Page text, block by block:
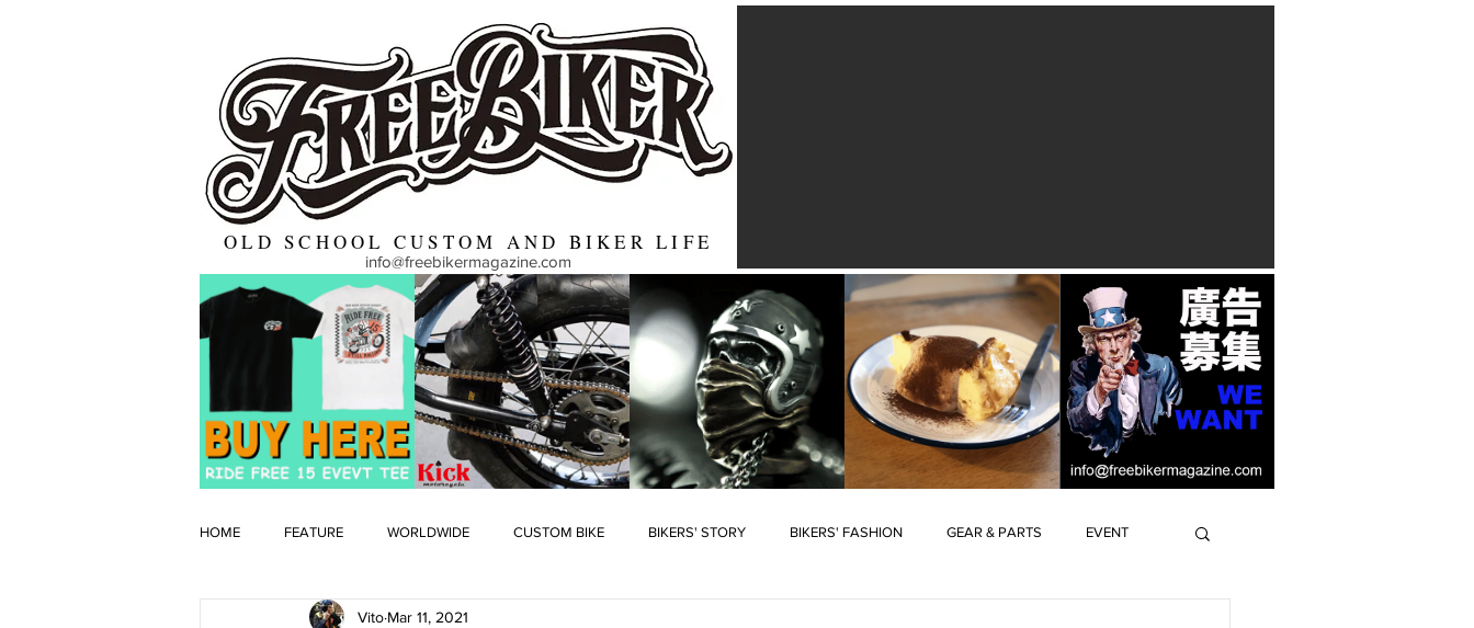
OLD SCHOOL CUSTOM AND BIKER LIFE
info@freebikermagazine.com
HOME FEATURE WORLDWIDE CUSTOM BIKE BIKERS' STORY BIKERS' FASHION GEAR & PARTS EVENT
OLD TIMER Vito Mar 11, 2021